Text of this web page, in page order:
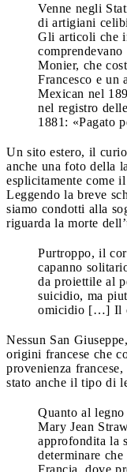
Venne negli
di artigiani
Gli articoli che
Monier, che
Francesco e un
Mexican nel
nel registro
1881: «Pagato
Un sito estero, il
anche una foto della
esplicitamente come
Leggendo la breve
siamo condotti alla
riguarda la morte
Purtroppo, il
capanno
da proiettile al
suicidio, ma
omicidio […] Il
Nessun San
origini francese che
provenienza
stato anche il tipo di
Quanto al
Mary Jean
approfondita la
determinare
Francia, dove